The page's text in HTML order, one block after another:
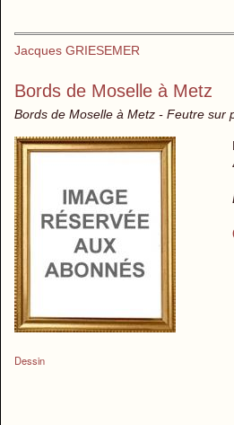
Jacques GRIESEMER
Bords de Moselle à Metz
Bords de Moselle à Metz - Feutre sur
Dessin